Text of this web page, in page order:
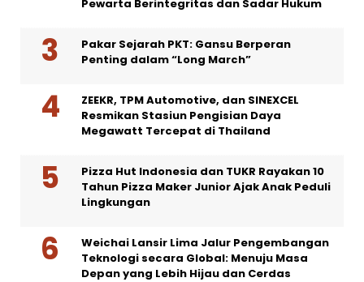
Pewarta Berintegritas dan Sadar Hukum
Pakar Sejarah PKT: Gansu Berperan
Penting dalam “Long March”
ZEEKR, TPM Automotive, dan SINEXCEL
Resmikan Stasiun Pengisian Daya
Megawatt Tercepat di Thailand
Pizza Hut Indonesia dan TUKR Rayakan 10
Tahun Pizza Maker Junior Ajak Anak Peduli
Lingkungan
Weichai Lansir Lima Jalur Pengembangan
Teknologi secara Global: Menuju Masa
Depan yang Lebih Hijau dan Cerdas